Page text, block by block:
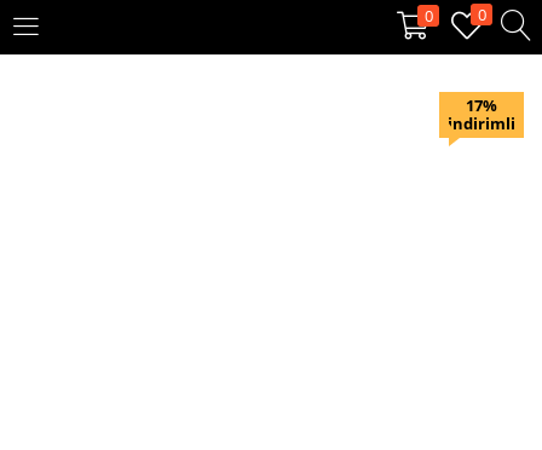
0 0
KAYIT OL
17%
indirimli